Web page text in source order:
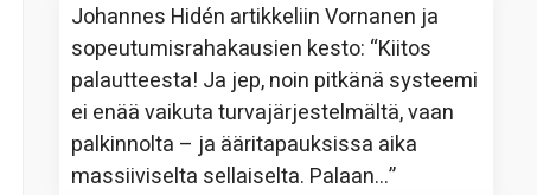
Johannes Hidén artikkeliinVornanen ja
sopeutumisrahakausien kesto: “Kiitos
palautteesta! Ja jep, noin pitkänä systeemi
ei enää vaikuta turvajärjestelmältä, vaan
palkinnolta – ja ääritapauksissa aika
massiiviselta sellaiselta. Palaan…”